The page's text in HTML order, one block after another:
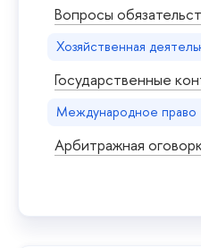
Вопросы
Хозяйственная
Государственные
Международное право
Арбитражная